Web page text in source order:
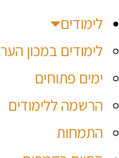
לימודים
לימודים במכון
ימים פתוחים
הרשמה ללימודים
התמחות